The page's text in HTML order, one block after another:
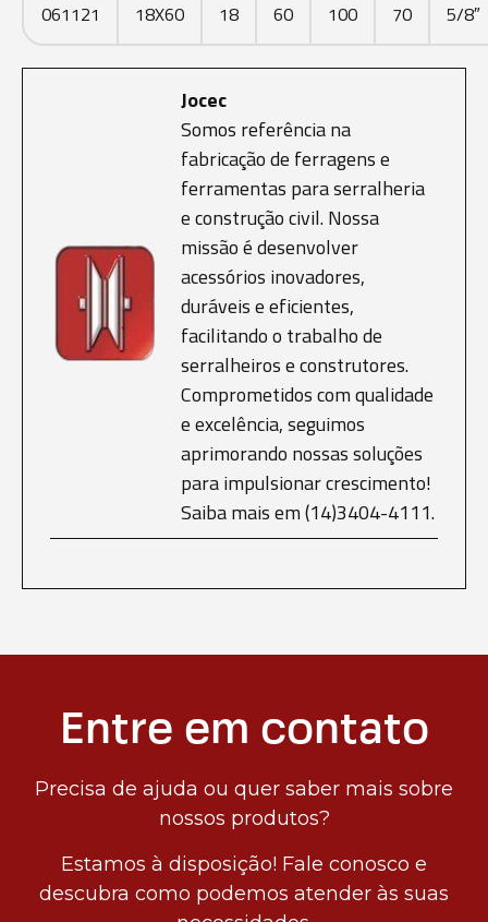
061121 18X60 18 60 100 70 5/8″
Jocec
Somos referência na
fabricação de ferragens e
ferramentas para serralheria
e construção civil. Nossa
missão é desenvolver
acessórios inovadores,
duráveis e eficientes,
facilitando o trabalho de
serralheiros e construtores.
Comprometidos com qualidade
e excelência, seguimos
aprimorando nossas soluções
para impulsionar crescimento!
Saiba mais em (14)3404-4111.
Entre em contato
Precisa de ajuda ou quer saber mais sobre
nossos produtos?
Estamos à disposição! Fale conosco e
descubra como podemos atender às suas